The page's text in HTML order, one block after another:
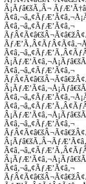
Â¡Ãƒâ€šÃ‚Â¬
Ã¢â‚¬â„¢ÃƒÆ’Ã¢â‚¬
Ã¢â‚¬â„¢ÃƒÆ’Ã¢â‚¬
Ã¢â‚¬â„¢ÃƒÆ’Ã¢â‚¬
Ã¢â‚¬â„¢ÃƒÆ’Ã¢â‚¬